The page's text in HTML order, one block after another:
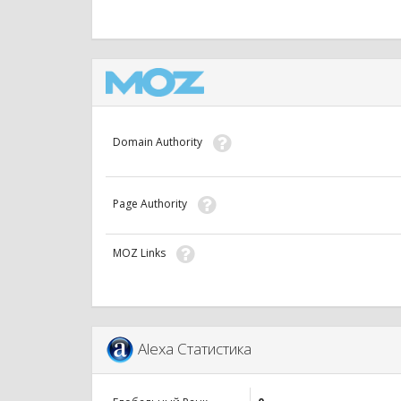
Domain Authority
Page Authority
MOZ Links
Alexa Статистика